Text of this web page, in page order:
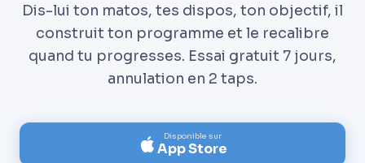
Dis-lui ton matos, tes dispos, ton objectif, il
construit ton programme et le recalibre
quand tu progresses. Essai gratuit 7 jours,
annulation en 2 taps.
Disponible sur
App Store